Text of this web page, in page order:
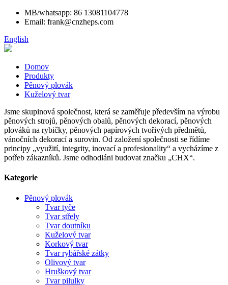
MB/whatsapp: 86 13081104778
Email: frank@cnzheps.com
English
Domov
Produkty
Pěnový plovák
Kuželový tvar
Jsme skupinová společnost, která se zaměřuje především na výrobu
pěnových strojů, pěnových obalů, pěnových dekorací, pěnových
plováků na rybičky, pěnových papírových tvořivých předmětů,
vánočních dekorací a surovin. Od založení společnosti se řídíme
principy „využití, integrity, inovací a profesionality“ a vycházíme z
potřeb zákazníků. Jsme odhodláni budovat značku „CHX“.
Kategorie
Pěnový plovák
Tvar tyče
Tvar střely
Tvar doutníku
Kuželový tvar
Korkový tvar
Tvar rybářské zátky
Olivový tvar
Hruškový tvar
Tvar pilulky